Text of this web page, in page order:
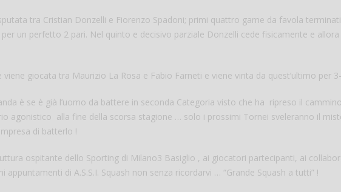
tra Cristian Donzelli e Fiorenzo Spadoni; primi quattro game da favola
un perfetto 2 pari. Nel quinto e decisivo parziale Donzelli cede fisicamente e
giocata tra Maurizio La Rosa e Fabio Farneti e viene vinta da quest’ultimo per
è se è già l’uomo da battere in seconda Categoria visto che ha ripreso il cammino
agonistico alla fine della scorsa stagione … solo i prossimi Tornei sveleranno il
di batterlo !
ospitante dello Sporting di Milano3 Basiglio , ai giocatori partecipanti, ai
di A.S.S.I. Squash non senza ricordarvi … “Grande Squash a tutti” !